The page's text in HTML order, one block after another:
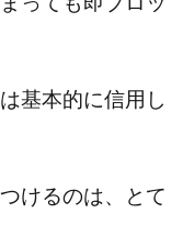
基本的に信用し
けるのは、とて
ホーム合同会社